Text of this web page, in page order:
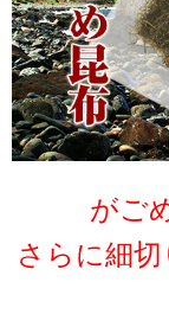
がご
さらに細